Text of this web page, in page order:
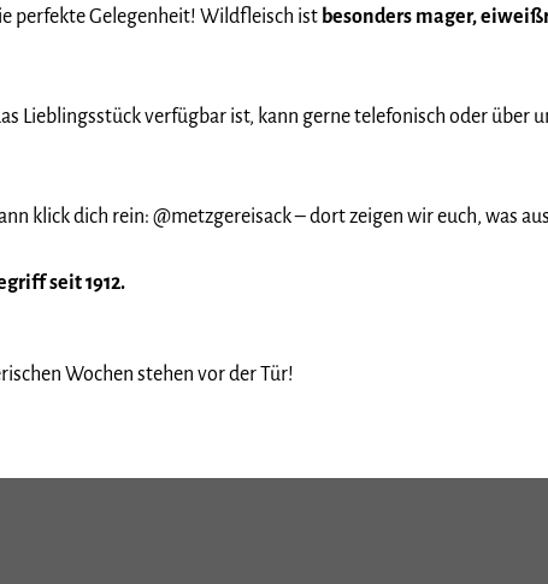
perfekte Gelegenheit! Wildfleisch ist besonders mager,
Lieblingsstück verfügbar ist, kann gerne telefonisch oder über
klick dich rein: @metzgereisack – dort zeigen wir euch, was
seit 1912.
Wochen stehen vor der Tür!